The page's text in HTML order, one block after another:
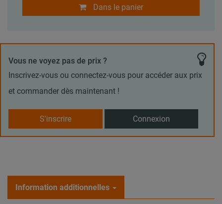
Dans le panier
Vous ne voyez pas de prix ?
Inscrivez-vous ou connectez-vous pour accéder aux prix
et commander dès maintenant !
S'inscrire Connexion
Information additionnelles